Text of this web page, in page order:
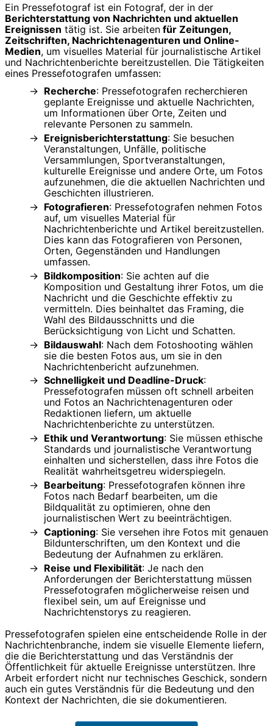
Ein Pressefotograf ist ein Fotograf, der in der
Berichterstattung von Nachrichten und aktuellen
Ereignissen tätig ist. Sie arbeiten für Zeitungen,
Zeitschriften, Nachrichtenagenturen und Online-
Medien, um visuelles Material für journalistische Artikel
und Nachrichtenberichte bereitzustellen. Die Tätigkeiten
eines Pressefotografen umfassen:
Recherche: Pressefotografen recherchieren
geplante Ereignisse und aktuelle Nachrichten,
um Informationen über Orte, Zeiten und
relevante Personen zu sammeln.
Ereignisberichterstattung: Sie besuchen
Veranstaltungen, Unfälle, politische
Versammlungen, Sportveranstaltungen,
kulturelle Ereignisse und andere Orte, um Fotos
aufzunehmen, die die aktuellen Nachrichten und
Geschichten illustrieren.
Fotografieren: Pressefotografen nehmen Fotos
auf, um visuelles Material für
Nachrichtenberichte und Artikel bereitzustellen.
Dies kann das Fotografieren von Personen,
Orten, Gegenständen und Handlungen
umfassen.
Bildkomposition: Sie achten auf die
Komposition und Gestaltung ihrer Fotos, um die
Nachricht und die Geschichte effektiv zu
vermitteln. Dies beinhaltet das Framing, die
Wahl des Bildausschnitts und die
Berücksichtigung von Licht und Schatten.
Bildauswahl: Nach dem Fotoshooting wählen
sie die besten Fotos aus, um sie in den
Nachrichtenbericht aufzunehmen.
Schnelligkeit und Deadline-Druck:
Pressefotografen müssen oft schnell arbeiten
und Fotos an Nachrichtenagenturen oder
Redaktionen liefern, um aktuelle
Nachrichtenberichte zu unterstützen.
Ethik und Verantwortung: Sie müssen ethische
Standards und journalistische Verantwortung
einhalten und sicherstellen, dass ihre Fotos die
Realität wahrheitsgetreu widerspiegeln.
Bearbeitung: Pressefotografen können ihre
Fotos nach Bedarf bearbeiten, um die
Bildqualität zu optimieren, ohne den
journalistischen Wert zu beeinträchtigen.
Captioning: Sie versehen ihre Fotos mit genauen
Bildunterschriften, um den Kontext und die
Bedeutung der Aufnahmen zu erklären.
Reise und Flexibilität: Je nach den
Anforderungen der Berichterstattung müssen
Pressefotografen möglicherweise reisen und
flexibel sein, um auf Ereignisse und
Nachrichtenstorys zu reagieren.
Pressefotografen spielen eine entscheidende Rolle in der
Nachrichtenbranche, indem sie visuelle Elemente liefern,
die die Berichterstattung und das Verständnis der
Öffentlichkeit für aktuelle Ereignisse unterstützen. Ihre
Arbeit erfordert nicht nur technisches Geschick, sondern
auch ein gutes Verständnis für die Bedeutung und den
Kontext der Nachrichten, die sie dokumentieren.